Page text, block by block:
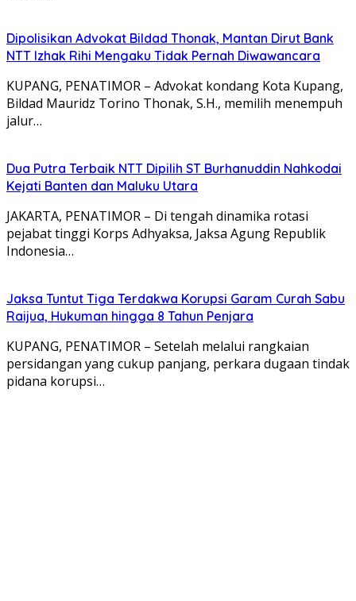
Dipolisikan Advokat Bildad Thonak, Mantan Dirut Bank
NTT Izhak Rihi Mengaku Tidak Pernah Diwawancara
KUPANG, PENATIMOR – Advokat kondang Kota Kupang,
Bildad Mauridz Torino Thonak, S.H., memilih menempuh
jalur…
Dua Putra Terbaik NTT Dipilih ST Burhanuddin Nahkodai
Kejati Banten dan Maluku Utara
JAKARTA, PENATIMOR – Di tengah dinamika rotasi
pejabat tinggi Korps Adhyaksa, Jaksa Agung Republik
Indonesia…
Jaksa Tuntut Tiga Terdakwa Korupsi Garam Curah Sabu
Raijua, Hukuman hingga 8 Tahun Penjara
KUPANG, PENATIMOR – Setelah melalui rangkaian
persidangan yang cukup panjang, perkara dugaan tindak
pidana korupsi…